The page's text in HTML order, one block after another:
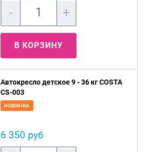
- +
В КОРЗИНУ
Автокресло детское 9 - 36 кг COSTA
CS-003
НОВИНКА
6 350 руб